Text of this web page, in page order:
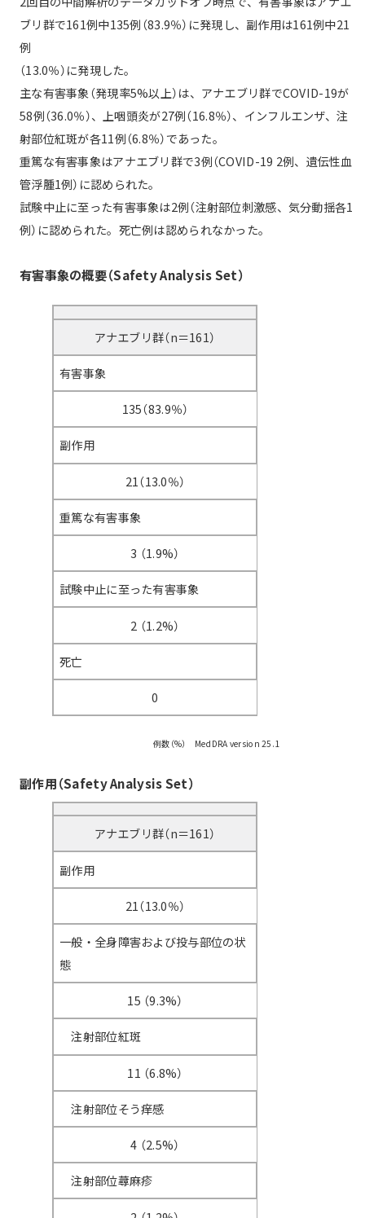
ブリ群で161例中135例（83.9％）に発現し、副作用は161例中21
例
（13.0％）に発現した。
主な有害事象（発現率5%以上）は、アナエブリ群でCOVID-19が
58例（36.0％）、上咽頭炎が27例（16.8％）、インフルエンザ、注
射部位紅斑が各11例（6.8％）であった。
重篤な有害事象はアナエブリ群で3例（COVID-19 2例、遺伝性血
管浮腫1例）に認められた。
試験中止に至った有害事象は2例（注射部位刺激感、気分動揺各1
例）に認められた。死亡例は認められなかった。
有害事象の概要（Safety Analysis Set）
アナエブリ群（n＝161）
有害事象
135（83.9％）
副作用
21（13.0％）
重篤な有害事象
3 （1.9%）
試験中止に至った有害事象
2 （1.2%）
死亡
0
例数（%） MedDRA version 25.1
副作用（Safety Analysis Set）
アナエブリ群（n＝161）
副作用
21（13.0％）
一般・全身障害および投与部位の状
態
15 （9.3%）
注射部位紅斑
11 （6.8%）
注射部位そう痒感
4 （2.5%）
注射部位蕁麻疹